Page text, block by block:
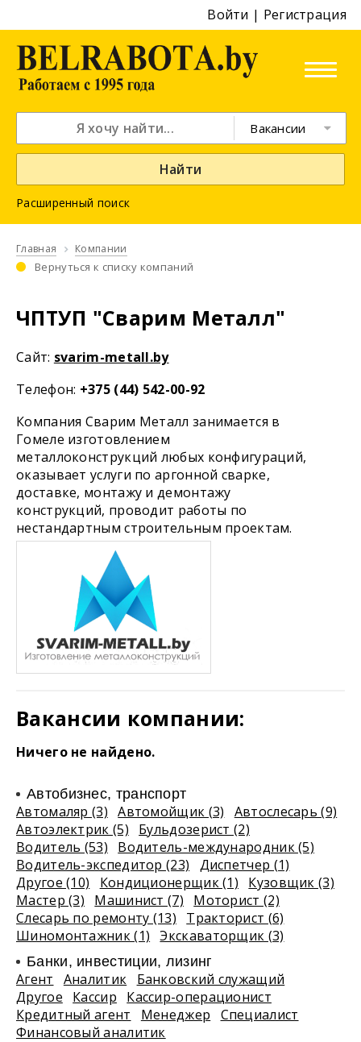
Войти | Регистрация
Вакансии
Найти
Расширенный поиск
Главная Компании
Вернуться к списку компаний
ЧПТУП "Сварим Металл"
Cайт: svarim-metall.by
Телефон: +375 (44) 542-00-92
Компания Сварим Металл занимается в
Гомеле изготовлением
металлоконструкций любых конфигураций,
оказывает услуги по аргонной сварке,
доставке, монтажу и демонтажу
конструкций, проводит работы по
нестандартным строительным проектам.
Вакансии компании:
Ничего не найдено.
Автобизнес, транспорт
Автомаляр (3) Автомойщик (3)
Автослесарь (9)
Автоэлектрик (5)
Бульдозерист (2)
Водитель (53)
Водитель-международник (5)
Водитель-экспедитор (23)
Диспетчер (1)
Другое (10)
Кондиционерщик (1)
Кузовщик (3)
Мастер (3)
Машинист (7)
Моторист (2)
Слесарь по ремонту (13)
Тракторист (6)
Шиномонтажник (1)
Экскаваторщик (3)
Банки, инвестиции, лизинг
Агент Аналитик
Банковский служащий
Другое
Кассир
Кассир-операционист
Кредитный агент
Менеджер
Специалист
Финансовый аналитик